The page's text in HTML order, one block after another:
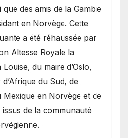
que des amis de la Gambie
en Norvège. Cette
a été réhaussée par
Altesse Royale la
du maire d’Oslo,
d’Afrique du Sud, de
Mexique en Norvège et de
de la communauté